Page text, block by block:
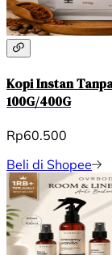
Kopi Instan
100G/400G
Rp60.500
Beli di Shopee